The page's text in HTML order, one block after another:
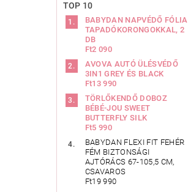
TOP 10
BABYDAN NAPVÉDŐ FÓLIA
TAPADÓKORONGOKKAL, 2
DB
Ft2 090
AVOVA AUTÓ ÜLÉSVÉDŐ
3IN1 GREY ÉS BLACK
Ft13 990
TÖRLŐKENDŐ DOBOZ
BÉBÉ-JOU SWEET
BUTTERFLY SILK
Ft5 990
BABYDAN FLEXI FIT FEHÉR
FÉM BIZTONSÁGI
AJTÓRÁCS 67-105,5 CM,
CSAVAROS
Ft19 990